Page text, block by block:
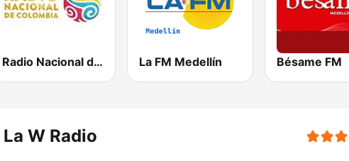
Radio Nacional de Colombia Bogotá 95.9 FM La FM Medellín Bésame FM
La W Radio